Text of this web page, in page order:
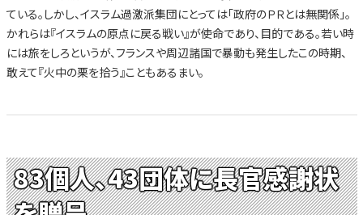
ている。しかし、イスラム過激派集団にとっては「政府のＰＲとは無関係」。
かれらは『イスラムの原点に戻る戦い』が使命であり、目的である。若い時
には旅をしろというが、フランスや周辺諸国で暴動も発生したこの時期、
敢えて『火中の栗を拾う』こともあるまい。
83個人、43団体に長官感謝状